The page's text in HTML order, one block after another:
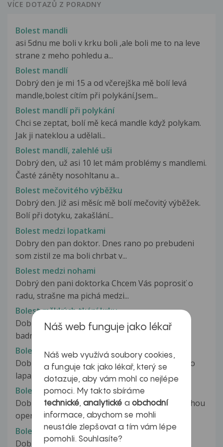
VÍCE DOTAZŮ Z PORADNY
Bolest mandli
asi 5dnu me boli v krku boli ,ale boli me to na leve
strane z meho pohledu a...
Bolest mandlí
Dobrý den je mi 15 a od včerejška mě bolí levá
mandle,bolest cítím při polykání.Jsem...
Bolest mandlí při polykání
Chci se zeptat, bolí mě kecá mandle když polykam.
Jak ji nateklou a udělali...
Bolest mandlí, zalehlé uši
Dobrý den, už asi 10 let mám problémy s mandlemi.
Časté záněty nosohltanu a...
Bolest mečovitého výběžku
Dobrý den. Již asi měsíc mě bolí mečovitý výběžek.
Bolí při dotyku, zakašlání...
Bolest medzi lopatkami
Dobry den pan doktor. Dnes rano po prebudeni
som zistil ze ma boli chrbat v...
Bolest medzi nohami
Dobrý den pani doktorka Chcem Vás poprosiť o
radu, strašne ma pichá medzi...
Bolest měkkých tkání krku
Dobrý den. Před pár dny jsem byl na
badmintonovém turnaji v klimatizované hale....
Bolest menisku
Dobrý den. Chtěla bych se zeptat, mám týden po
laparoskopii menisku. Po týdenní...
Bolest menisku
Dobrý den. Chtěla bych se zeptat, budu mít druhou
operaci menisku po roce na...
Bolest metatarzu
Dobrý den, asi před čtyřmi týdny jsem si něco
Náš web funguje jako lékař
Náš web využívá soubory cookies,
a funguje tak jako lékař, který se
dotazuje, aby vám mohl co nejlépe
pomoci. My takto sbíráme
technické,analytické a obchodní
informace, abychom se mohli
neustále zlepšovat a tím vám lépe
pomohli. Souhlasíte?